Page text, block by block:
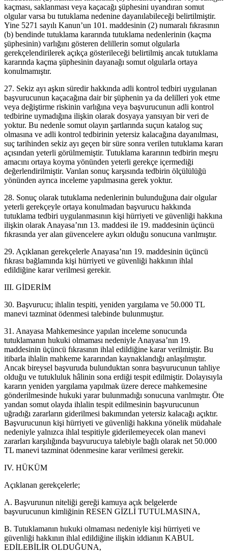
kaçması, saklanması veya kaçacağı şüphesini uyandıran somut
olgular varsa bu tutuklama nedenine dayanılabileceği belirtilmiştir.
Yine 5271 sayılı Kanun’un 101. maddesinin (2) numaralı fıkrasının
(b) bendinde tutuklama kararında tutuklama nedenlerinin (kaçma
şüphesinin) varlığını gösteren delillerin somut olgularla
gerekçelendirilerek açıkça gösterileceği belirtilmiş ancak tutuklama
kararında kaçma şüphesinin dayanağı somut olgularla ortaya
konulmamıştır.
27. Sekiz ayı aşkın süredir hakkında adli kontrol tedbiri uygulanan
başvurucunun kaçacağına dair bir şüphenin ya da delilleri yok etme
veya değiştirme riskinin varlığına veya başvurucunun adli kontrol
tedbirine uymadığına ilişkin olarak dosyaya yansıyan bir veri de
yoktur. Bu nedenle somut olayın şartlarında suçun katalog suç
olmasına ve adli kontrol tedbirinin yetersiz kalacağına dayanılması,
suç tarihinden sekiz ayı geçen bir süre sonra verilen tutuklama kararı
açısından yeterli görülmemiştir. Tutuklama kararının tedbirin meşru
amacını ortaya koyma yönünden yeterli gerekçe içermediği
değerlendirilmiştir. Varılan sonuç karşısında tedbirin ölçülülüğü
yönünden ayrıca inceleme yapılmasına gerek yoktur.
28. Sonuç olarak tutuklama nedenlerinin bulunduğuna dair olgular
yeterli gerekçeyle ortaya konulmadan başvurucu hakkında
tutuklama tedbiri uygulanmasının kişi hürriyeti ve güvenliği hakkına
ilişkin olarak Anayasa’nın 13. maddesi ile 19. maddesinin üçüncü
fıkrasında yer alan güvencelere aykırı olduğu sonucuna varılmıştır.
29. Açıklanan gerekçelerle Anayasa’nın 19. maddesinin üçüncü
fıkrası bağlamında kişi hürriyeti ve güvenliği hakkının ihlal
edildiğine karar verilmesi gerekir.
III. GİDERİM
30. Başvurucu; ihlalin tespiti, yeniden yargılama ve 50.000 TL
manevi tazminat ödenmesi talebinde bulunmuştur.
31. Anayasa Mahkemesince yapılan inceleme sonucunda
tutuklamanın hukuki olmaması nedeniyle Anayasa’nın 19.
maddesinin üçüncü fıkrasının ihlal edildiğine karar verilmiştir. Bu
itibarla ihlalin mahkeme kararından kaynaklandığı anlaşılmıştır.
Ancak bireysel başvuruda bulunduktan sonra başvurucunun tahliye
olduğu ve tutukluluk hâlinin sona erdiği tespit edilmiştir. Dolayısıyla
kararın yeniden yargılama yapılmak üzere derece mahkemesine
gönderilmesinde hukuki yarar bulunmadığı sonucuna varılmıştır. Öte
yandan somut olayda ihlalin tespit edilmesinin başvurucunun
uğradığı zararların giderilmesi bakımından yetersiz kalacağı açıktır.
Başvurucunun kişi hürriyeti ve güvenliği hakkına yönelik müdahale
nedeniyle yalnızca ihlal tespitiyle giderilemeyecek olan manevi
zararları karşılığında başvurucuya talebiyle bağlı olarak net 50.000
TL manevi tazminat ödenmesine karar verilmesi gerekir.
IV. HÜKÜM
Açıklanan gerekçelerle;
A. Başvurunun niteliği gereği kamuya açık belgelerde
başvurucunun kimliğinin RESEN GİZLİ TUTULMASINA,
B. Tutuklamanın hukuki olmaması nedeniyle kişi hürriyeti ve
güvenliği hakkının ihlal edildiğine ilişkin iddianın KABUL
EDİLEBİLİR OLDUĞUNA,